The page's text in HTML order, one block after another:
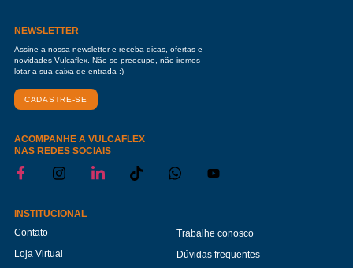
NEWSLETTER
Assine a nossa newsletter e receba dicas, ofertas e
novidades Vulcaflex. Não se preocupe, não iremos
lotar a sua caixa de entrada :)
CADASTRE-SE
ACOMPANHE A VULCAFLEX
NAS REDES SOCIAIS
INSTITUCIONAL
Contato
Loja Virtual
Trabalhe conosco
Dúvidas frequentes